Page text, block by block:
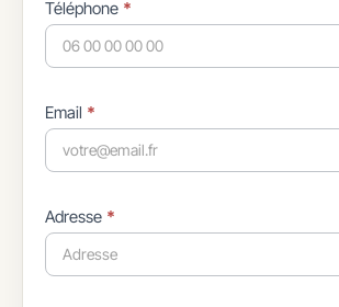
Téléphone *
Email *
Adresse *